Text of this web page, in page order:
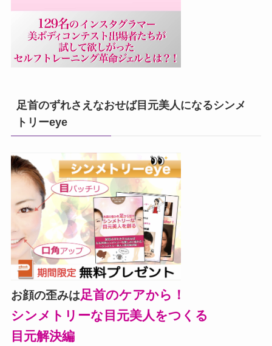
足首のずれさえなおせば目元美人になるシンメ
トリーeye
お顔の歪みは足首のケアから！
シンメトリーな目元美人をつくる
目元解決編